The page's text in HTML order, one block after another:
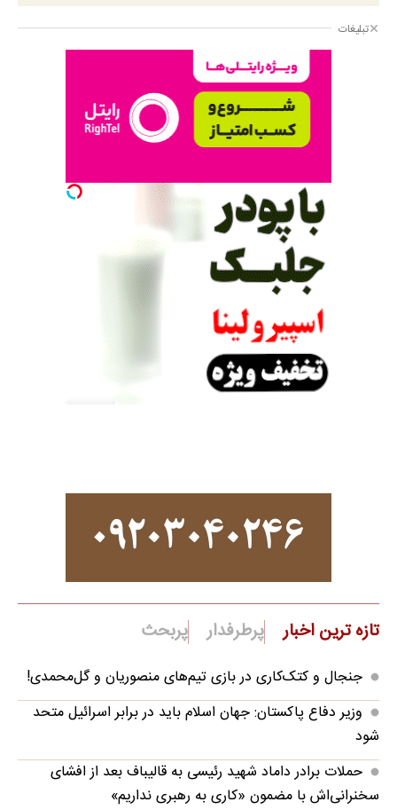
تبلیغات
تازه ترین اخبار پرطرفدار پربحث
جنجال و کتک‌کاری در بازی تیم‌های منصوریان و گل‌محمدی!
وزیر دفاع پاکستان: جهان اسلام باید در برابر اسرائیل متحد
شود
حملات برادر داماد شهید رئیسی به قالیباف بعد از افشای
سخنرانی‌اش با مضمون «کاری به رهبری نداریم»